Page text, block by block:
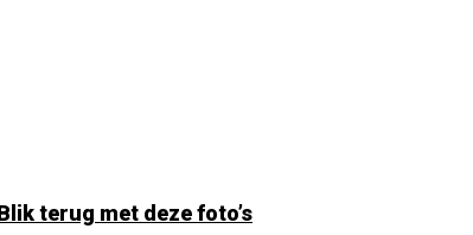
terug met deze foto’s